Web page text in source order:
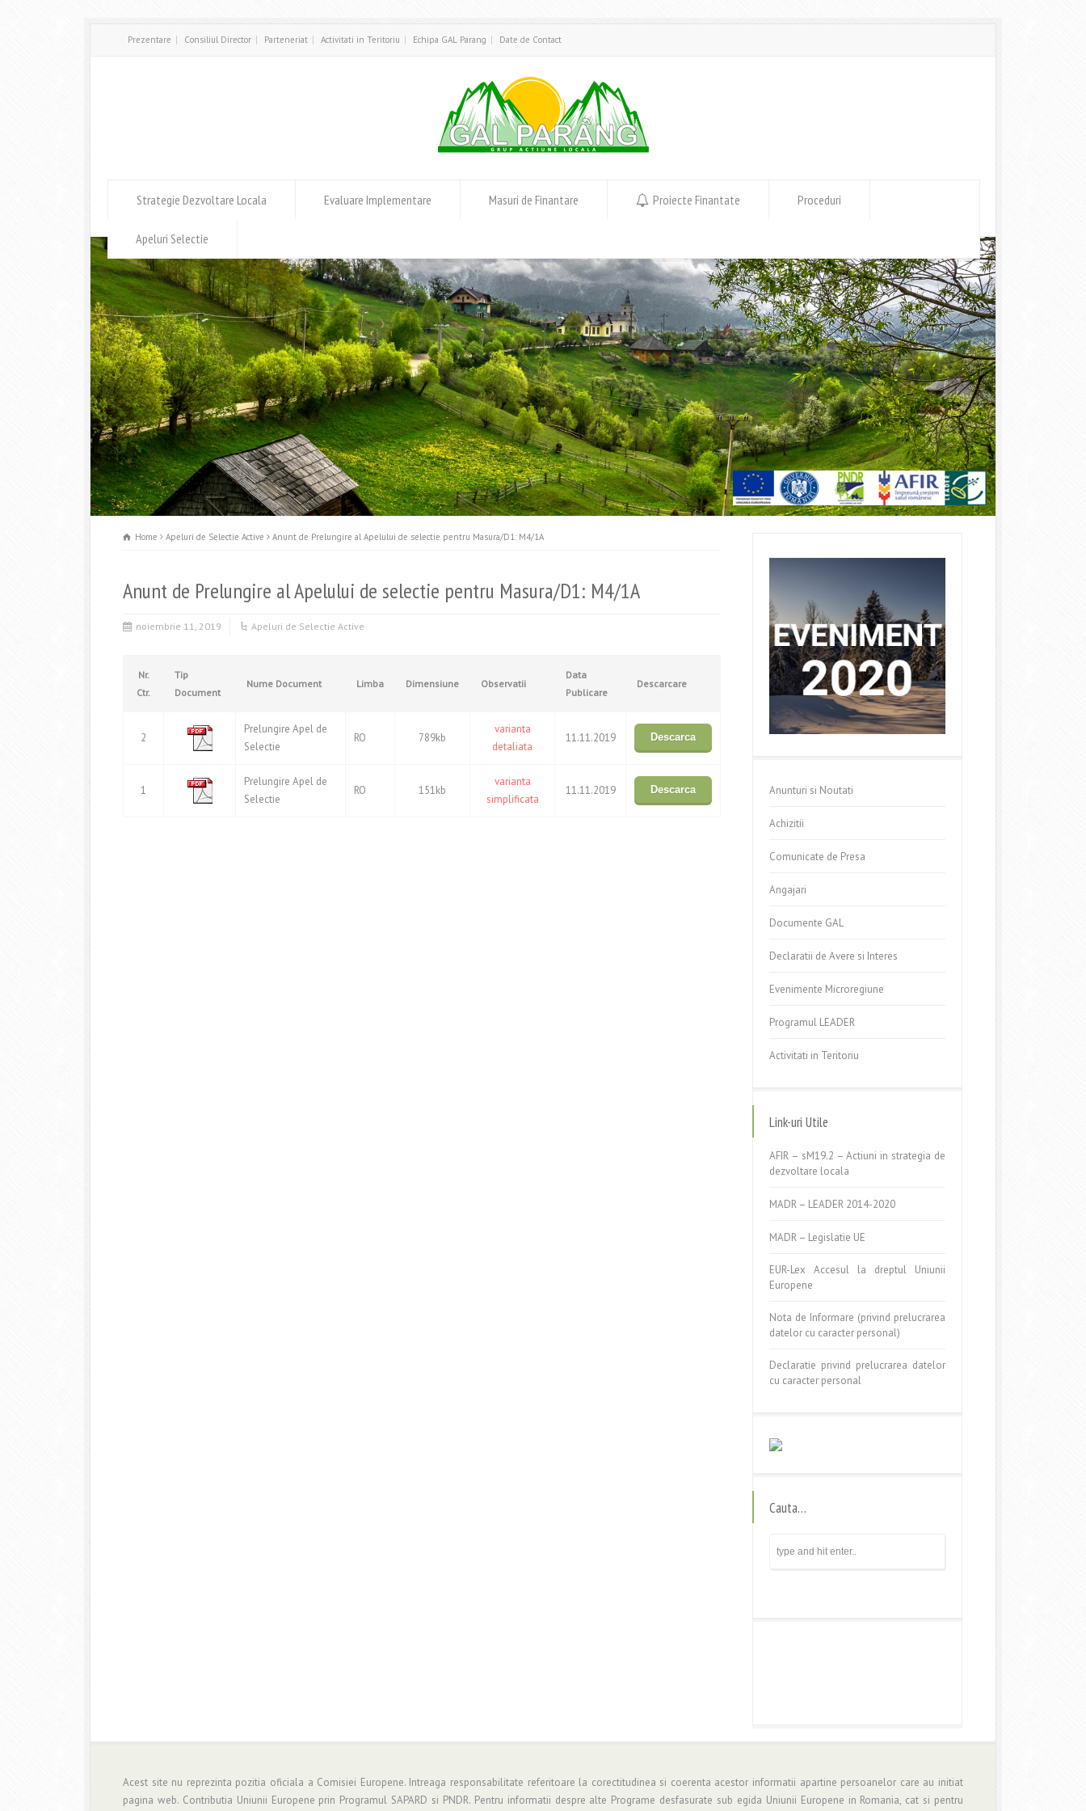
Prezentare Consiliul Director Parteneriat Activitati in Teritoriu Echipa GAL Parang Date de Contact
Strategie Dezvoltare Locala Evaluare Implementare Masuri de Finantare Proiecte Finantate Proceduri
Apeluri Selectie
Home Apeluri de Selectie Active Anunt de Prelungire al Apelului de selectie pentru Masura/D1: M4/1A
Anunt de Prelungire al Apelului de selectie pentru Masura/D1: M4/1A
noiembrie 11, 2019 Apeluri de Selectie Active
Nr.
Ctr.
Tip
Document
Nume Document Limba Dimensiune Observatii
Data
Publicare
Descarcare
2
Prelungire Apel de
Selectie
RO 789kb
varianta
detaliata
11.11.2019 Descarca
1
Prelungire Apel de
Selectie
RO 151kb
varianta
simplificata
11.11.2019 Descarca Anunturi si Noutati
Achizitii
Comunicate de Presa
Angajari
Documente GAL
Declaratii de Avere si Interes
Evenimente Microregiune
Programul LEADER
Activitati in Teritoriu
Link-uri Utile
AFIR – sM19.2 – Actiuni in strategia de
dezvoltare locala
MADR – LEADER 2014-2020
MADR – Legislatie UE
EUR-Lex Accesul la dreptul Uniunii
Europene
Nota de Informare (privind prelucrarea
datelor cu caracter personal)
Declaratie privind prelucrarea datelor
cu caracter personal
Cauta…
Acest site nu reprezinta pozitia oficiala a Comisiei Europene. Intreaga responsabilitate referitoare la corectitudinea si coerenta acestor informatii apartine persoanelor care au initiat
pagina web. Contributia Uniunii Europene prin Programul SAPARD si PNDR. Pentru informatii despre alte Programe desfasurate sub egida Uniunii Europene in Romania, cat si pentru